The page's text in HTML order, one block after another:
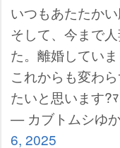
いつもあたたか
そして、今まで
た。離婚してい
これからも変わ
たいと思います?
— カブトムシゆ
6, 2025